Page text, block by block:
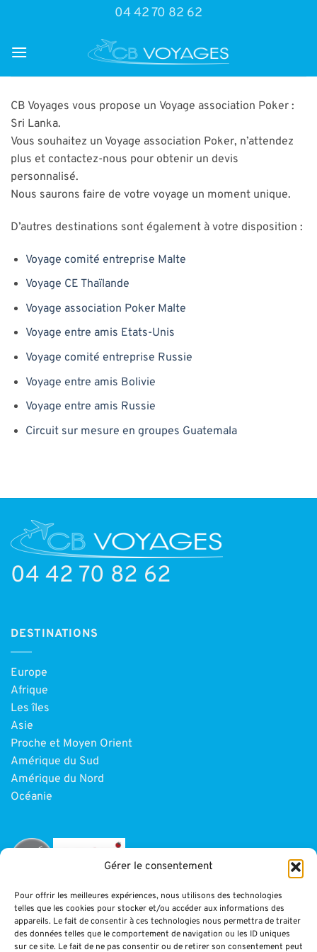
Gérer le consentement
Pour offrir les meilleures expériences, nous utilisons des technologies
telles que les cookies pour stocker et/ou accéder aux informations des
appareils. Le fait de consentir à ces technologies nous permettra de traiter
des données telles que le comportement de navigation ou les ID uniques
sur ce site. Le fait de ne pas consentir ou de retirer son consentement peut
04 42 70 82 62
CB Voyages vous propose un Voyage association Poker :
Sri Lanka.
Vous souhaitez un Voyage association Poker, n’attendez
plus et contactez-nous pour obtenir un devis
personnalisé.
Nous saurons faire de votre voyage un moment unique.
D’autres destinations sont également à votre disposition :
Voyage comité entreprise Malte
Voyage CE Thaïlande
Voyage association Poker Malte
Voyage entre amis Etats-Unis
Voyage comité entreprise Russie
Voyage entre amis Bolivie
Voyage entre amis Russie
Circuit sur mesure en groupes Guatemala
04 42 70 82 62
DESTINATIONS
Europe
Afrique
Les îles
Asie
Proche et Moyen Orient
Amérique du Sud
Amérique du Nord
Océanie
INFORMATIONS